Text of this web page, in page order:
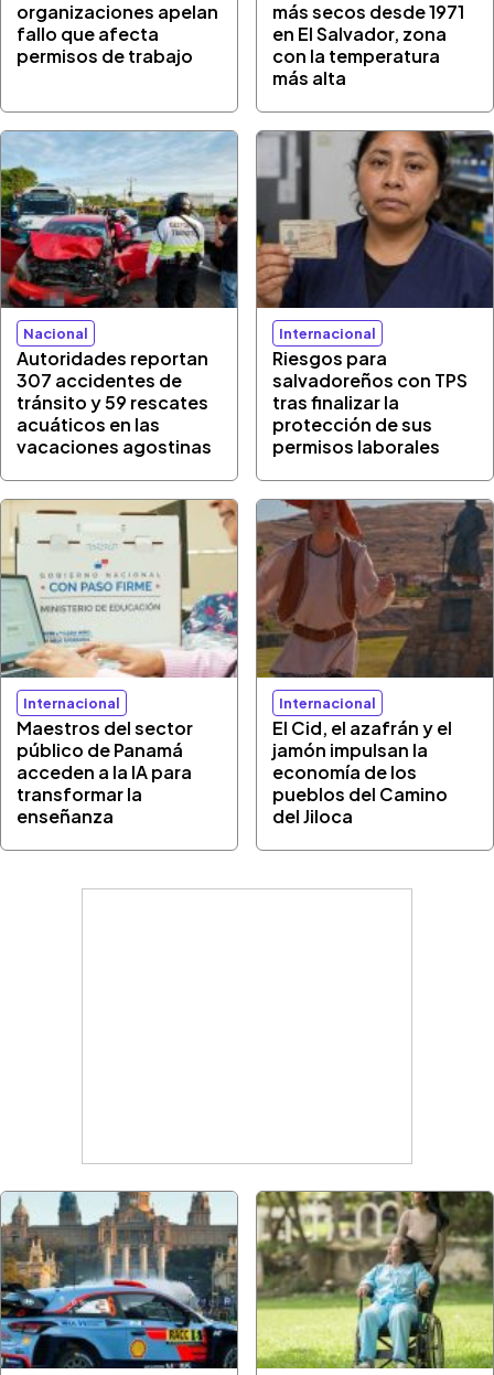
organizaciones apelan
fallo que afecta
permisos de trabajo
más secos desde 1971
en El Salvador, zona
con la temperatura
más alta
Nacional
Autoridades reportan
307 accidentes de
tránsito y 59 rescates
acuáticos en las
vacaciones agostinas
Internacional
Riesgos para
salvadoreños con TPS
tras finalizar la
protección de sus
permisos laborales
Internacional
Maestros del sector
público de Panamá
acceden a la IA para
transformar la
enseñanza
Internacional
El Cid, el azafrán y el
jamón impulsan la
economía de los
pueblos del Camino
del Jiloca